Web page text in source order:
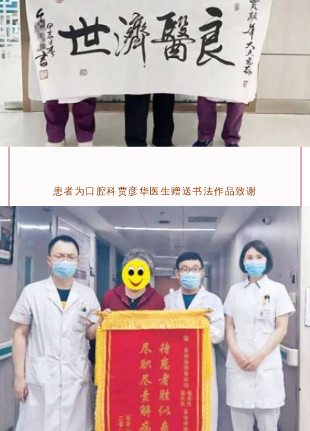
患者为口腔科贾彦华医生赠送书法作品致谢